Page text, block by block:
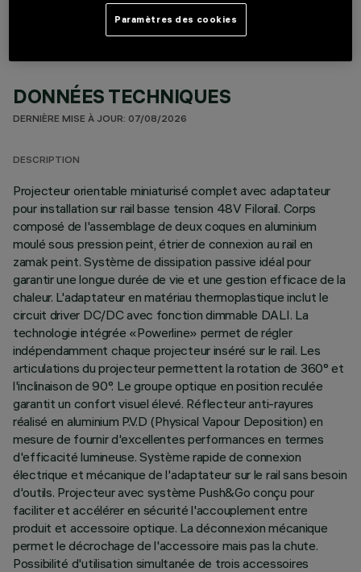
DONNÉES TECHNIQUES
DERNIÈRE MISE À JOUR: 07/08/2026
DESCRIPTION
Projecteur orientable miniaturisé complet avec adaptateur
pour installation sur rail basse tension 48V Filorail. Corps
composé de l'assemblage de deux coques en aluminium
moulé sous pression peint, étrier de connexion au rail en
zamak peint. Système de dissipation passive idéal pour
garantir une longue durée de vie et une gestion efficace de la
chaleur. L'adaptateur en matériau thermoplastique inclut le
circuit driver DC/DC avec fonction dimmable DALI. La
technologie intégrée «Powerline» permet de régler
indépendamment chaque projecteur inséré sur le rail. Les
articulations du projecteur permettent la rotation de 360° et
l'inclinaison de 90°. Le groupe optique en position reculée
garantit un confort visuel élevé. Réflecteur anti-rayures
réalisé en aluminium P.V.D (Physical Vapour Deposition) en
mesure de fournir d'excellentes performances en termes
d'efficacité lumineuse. Système rapide de connexion
électrique et mécanique de l'adaptateur sur le rail sans besoin
d'outils. Projecteur avec système Push&Go conçu pour
faciliter et accélérer en sécurité l'accouplement entre
produit et accessoire optique. La déconnexion mécanique
permet le décrochage de l'accessoire mais pas la chute.
Possibilité d'utilisation simultanée de trois accessoires
Paramètres des cookies